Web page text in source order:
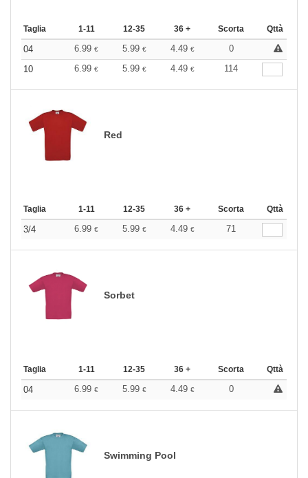
Taglia 1-11 12-35 36 + Scorta Qttà
04 6.99 € 5.99 € 4.49 €
0
10
6.99 € 5.99 € 4.49 € 114
Red
Taglia 1-11 12-35 36 + Scorta Qttà
3/4 6.99 € 5.99 € 4.49 € 71
Sorbet
Taglia 1-11 12-35 36 + Scorta Qttà
04 6.99 € 5.99 € 4.49 € 0
Swimming Pool